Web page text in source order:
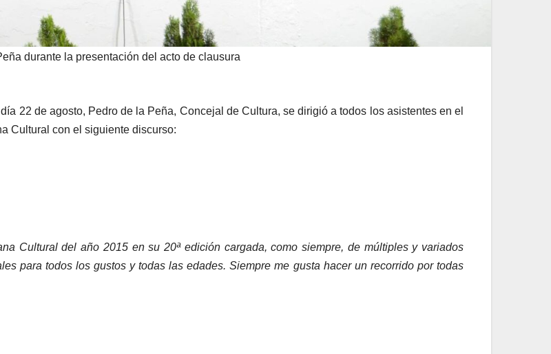
durante la presentación del acto de clausura
22 de agosto, Pedro de la Peña, Concejal de Cultura, se dirigió a todos los asistentes en el
Cultural con el siguiente discurso:
Cultural del año 2015 en su 20ª edición cargada, como siempre, de múltiples y variados
para todos los gustos y todas las edades. Siempre me gusta hacer un recorrido por todas